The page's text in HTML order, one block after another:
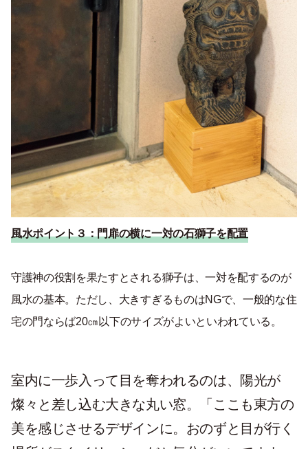
風水ポイント３：門扉の横に一対の石獅子を配置
守護神の役割を果たすとされる獅子は、一対を配するのが
風水の基本。ただし、大きすぎるものはNGで、一般的な住
宅の門ならば20㎝以下のサイズがよいといわれている。
室内に一歩入って目を奪われるのは、陽光が
燦々と差し込む大きな丸い窓。「ここも東方の
美を感じさせるデザインに。おのずと目が行く